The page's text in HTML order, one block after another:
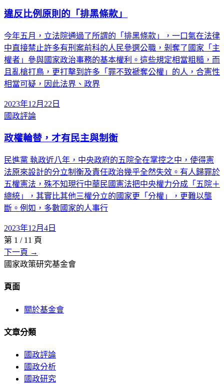
違反比例原則的「排黑條款」
今年五月，立法院通過了所謂的「排黑條款」，一口氣在法律
中直接禁止許多有刑案前科的人民參選公職，剝奪了國家「主
權者」參與國家政治事務的基本權利。這些規定相當粗糙，而
且亂槍打鳥，更打擊到許多「罪不致褫奪公權」的人，合憲性
相當可疑，因此法界、政界
2023年12月22日
國政評論
政權輪替，才有民主與制衡
民進黨 執政近八年，中央政府的五院全在掌控之中，使得憲
法原來設計的分立制衡及責任政治幾乎全然失效。有人歸罪於
五權憲法，殊不知現行中華民國憲法把中央權力分成「五院＋
總統」，其實比其他三權分立的國家更「分權」，更難以壟
斷。例如，多數國家的人事行
2023年12月4日
第 1 / 11 頁
下一頁 →
國家政策研究基金會
頁面
關於基金會
文章分類
國政評論
國政分析
國政研究